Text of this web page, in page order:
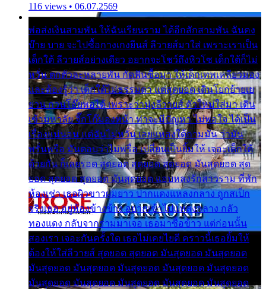
116 views • 06.07.2569
พ่อส่งเงินสามพัน ให้ฉันเรียนราม ได้อีกสักสามพัน ฉันคง
บ๊าย บาย จะไปซื้อกางเกงยีนส์ ลีวายส์มาใส่ เพราะเราเป็น
เด็กใต้ ลีวายส์อย่างเดียว อยากจะโชว์ถึงหิวโซ เด็กใต้ก็ไม่
หวั่น ตกตัวละหลายพัน กัดฟันซื้อมา ให้เด็กเทพเหลียวมอง
และต้องรู้ว่า เด็กใต้ไม่ธรรมดา แต่สุดยอด เดินโยกย้ายเย
ยวน กวนโอ๊ยพอได้ เพราะว่านุ่งลีวายส์ ตัวใหม่ใส่มา เดิน
เข้ามหาลัย จิ๊กโก๊มองหน้า ท่าจะมีปัญหา ไม่พอใจ ได้เป็น
เรื่องแน่นอน แต่ฉันไม่หวั่น เลยแหลงใต้ถามมัน ว่ามัน
พรั่นพรือ มันตอบว่าไม่พรื่อ เปลี่ยนเป็นยิ้มให้ เจอะเด็กใต้
ด้วยกัน ก็เลยรอด สุดยอด สุดยอด สุดยอด มันสุดยอด สุด
ยอด สุดยอด สุดยอด มันสุดยอด แอบหลงรักสาวราม ที่พัก
ห้องเช่า เธอผิวขาวผมยาว ปากแดงแหลงกลาง ถูกสเป็ก
จริงเธอ อยู่ห้องข้างข้าง อยากเข้าไปแหลงกลาง กลัว
ทองแดง กลับจากรามมาเจอ เธอมาซื้อข้าว แต่ก่อนนั้น
สองเรา เจอะกันครั้งใด เธอไม่เคยไยดี คราวนี้เธอยิ้มให้
ต้องให้ใส่ลีวายส์ สุดยอด สุดยอด มันสุดยอด มันสุดยอด
มันสุดยอด มันสุดยอด มันสุดยอด มันสุดยอด มันสุดยอด
มันสุดยอด มันสุดยอด มันสุดยอด มันสุดยอด มันสุดยอด